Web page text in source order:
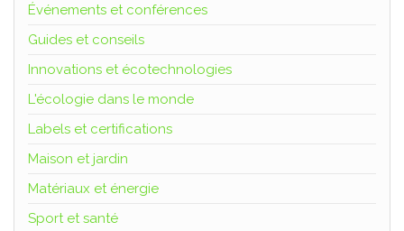
Événements et conférences
Guides et conseils
Innovations et écotechnologies
L'écologie dans le monde
Labels et certifications
Maison et jardin
Matériaux et énergie
Sport et santé